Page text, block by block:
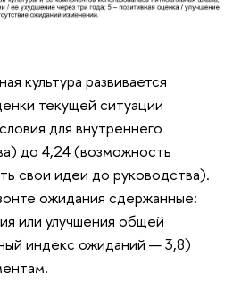
культура развивается
текущей ситуации
для внутреннего
до 4,24 (возможность
свои идеи до руководства).
ожидания сдержанные:
или улучшения общей
индекс ожиданий — 3,8)